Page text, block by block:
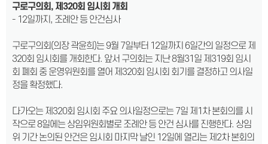
구로구의회, 제 320회 임시회 개회
- 12일까지, 조례안 등 안건심사
구로구의회(의장 곽윤희)는 9월 7일부터 12일까지 6일간의 일정으로 제
320회 임시회를 개회한다. 앞서 구의회는 지난 8월31일 제319회 임시
회 폐회 중 운영위원회를 열어 제320회 임시회 회기를 결정하고 의사일
정을 확정했다.
다가오는 제320회 임시회 주요 의사일정으로는 7일 제1차 본회의를 시
작으로 8일에는 상임위원회별로 조례안 등 안건 심사를 진행한다. 상임
위 기간 논의된 안건은 임시회 마지막 날인 12일에 열리는 제2차 본회의